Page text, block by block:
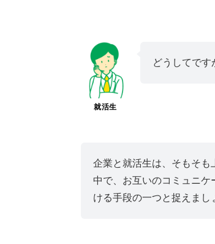
就活生
どうしてです
企業と就活生は、そもそ
中で、お互いのコミュニ
ける手段の一つと捉えまし